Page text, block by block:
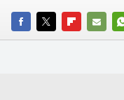
FACEBOOKTWITTERFLIPBOARD
E-